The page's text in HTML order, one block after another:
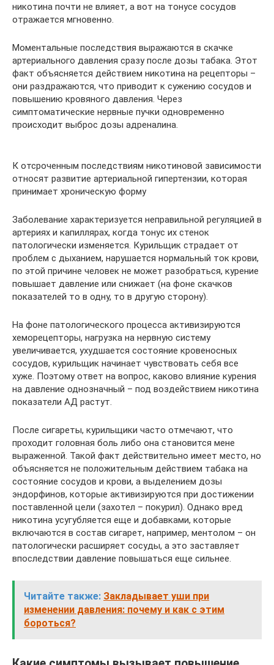
никотина почти не влияет, а вот на тонусе сосудов
отражается мгновенно.
Моментальные последствия выражаются в скачке
артериального давления сразу после дозы табака. Этот
факт объясняется действием никотина на рецепторы –
они раздражаются, что приводит к сужению сосудов и
повышению кровяного давления. Через
симптоматические нервные пучки одновременно
происходит выброс дозы адреналина.
К отсроченным последствиям никотиновой зависимости
относят развитие артериальной гипертензии, которая
принимает хроническую форму
Заболевание характеризуется неправильной регуляцией в
артериях и капиллярах, когда тонус их стенок
патологически изменяется. Курильщик страдает от
проблем с дыханием, нарушается нормальный ток крови,
по этой причине человек не может разобраться, курение
повышает давление или снижает (на фоне скачков
показателей то в одну, то в другую сторону).
На фоне патологического процесса активизируются
хеморецепторы, нагрузка на нервную систему
увеличивается, ухудшается состояние кровеносных
сосудов, курильщик начинает чувствовать себя все
хуже. Поэтому ответ на вопрос, каково влияние курения
на давление однозначный – под воздействием никотина
показатели АД растут.
После сигареты, курильщики часто отмечают, что
проходит головная боль либо она становится мене
выраженной. Такой факт действительно имеет место, но
объясняется не положительным действием табака на
состояние сосудов и крови, а выделением дозы
эндорфинов, которые активизируются при достижении
поставленной цели (захотел – покурил). Однако вред
никотина усугубляется еще и добавками, которые
включаются в состав сигарет, например, ментолом – он
патологически расширяет сосуды, а это заставляет
впоследствии давление повышаться еще сильнее.
Читайте также: Закладывает уши при
изменении давления: почему и как с этим
бороться?